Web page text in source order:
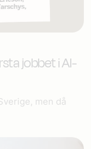
jobbet i AI-
men då